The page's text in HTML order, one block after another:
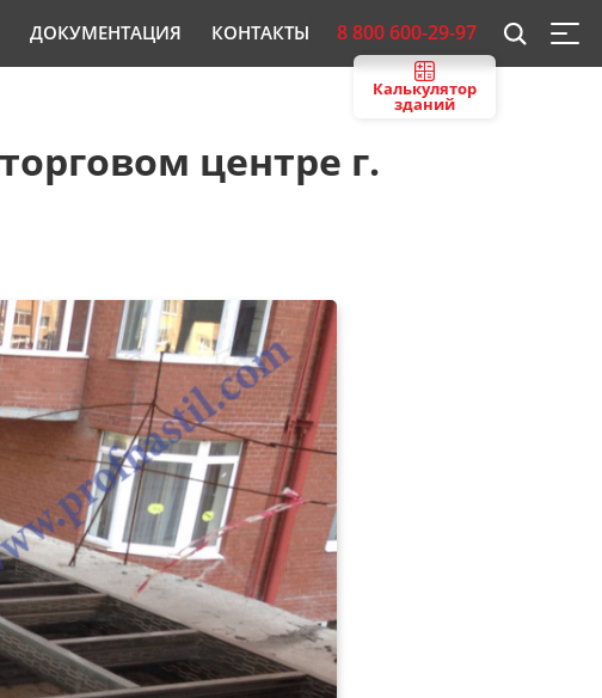
ДОКУМЕНТАЦИЯ КОНТАКТЫ 8 800 600-29-97
Калькулятор
зданий
центре г.